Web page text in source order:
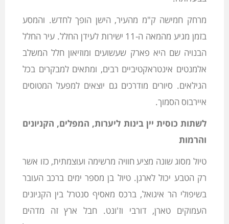
מרחק חמישה ק"מ מהעיר, הישן הופך לחדש. והמסע
בזמן מגיע מהמאה ה-11 ישירות לעידן החלל. עיר החלל
הבנויה שם היא פארק שעשועים ומוזיאון חלל המשלב
אלמנטים אינטראקטיביים רבים, ומתאים למבקרים בכל
הגילאים. סיורים מודרכים גם יוצאים למפעל המטוסים
איירבוס הסמוך.
לשתות כוסית יין בינות ליערות, המפלים, הקניונים
והרמות
טיול מסוג שונה מציע חוויה מרשימה ועוצמתית, כזו אשר
רק הטבע יכול לארגן. טיול בן מספר ימים ברכב העובר
בשיפולי הר איגואל, ברכס מאסיף סנטרל בין הקניונים
העמוקים טארן, דורבי וז'ונט. חבל ארץ זה מדהים